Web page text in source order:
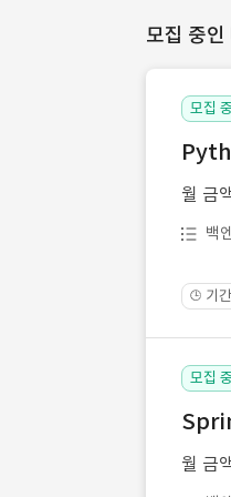
모집 중
모집 중
월 금
백
🕒 기
모집 중
월 금